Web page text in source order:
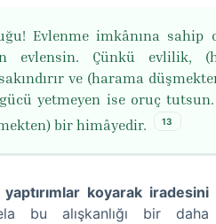
Evlenme imkânına sahip
evlensin. Çünkü evlilik,
ve (harama
yetmeyen ise oruç
bir himâyedir.
13
koyarak iradesini
bu alışkanlığı bir daha